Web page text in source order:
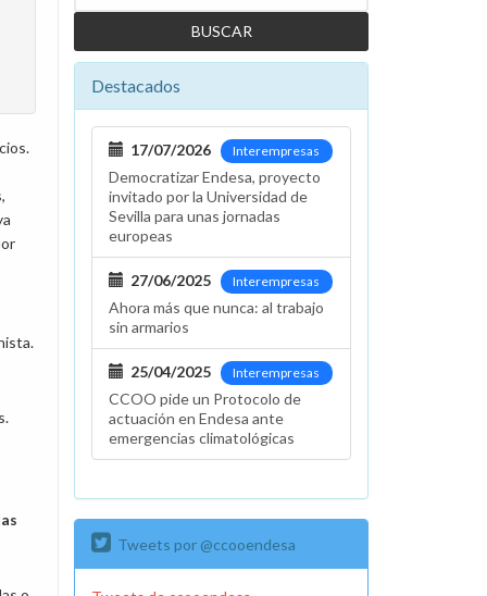
Destacados
Interempresas
17/07/2026
Democratizar Endesa, proyecto
invitado por la Universidad de
Sevilla para unas jornadas
europeas
Interempresas
27/06/2025
Ahora más que nunca: al trabajo
sin armarios
Interempresas
25/04/2025
CCOO pide un Protocolo de
actuación en Endesa ante
emergencias climatológicas
Tweets por @ccooendesa